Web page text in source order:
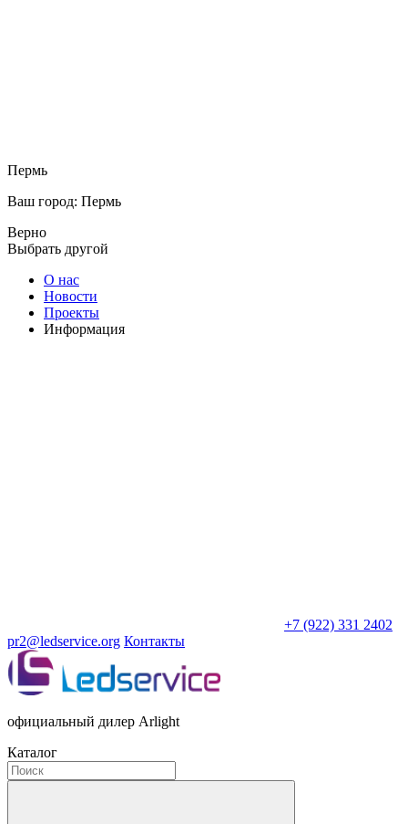
Пермь
Ваш город: Пермь
Верно
Выбрать другой
О нас
Новости
Проекты
Информация
+7 (922) 331 2402
pr2@ledservice.org Контакты
официальный дилер Arlight
Каталог